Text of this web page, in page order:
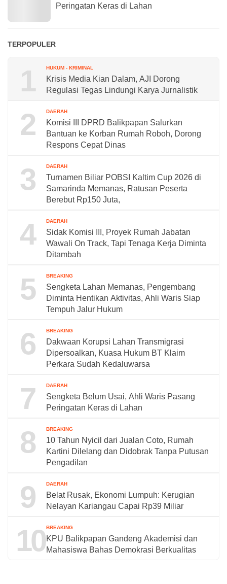
Peringatan Keras di Lahan
TERPOPULER
1 HUKUM - KRIMINAL
Krisis Media Kian Dalam, AJI Dorong
Regulasi Tegas Lindungi Karya Jurnalistik
2 DAERAH
Komisi III DPRD Balikpapan Salurkan
Bantuan ke Korban Rumah Roboh, Dorong
Respons Cepat Dinas
3 DAERAH
Turnamen Biliar POBSI Kaltim Cup 2026 di
Samarinda Memanas, Ratusan Peserta
Berebut Rp150 Juta,
4 DAERAH
Sidak Komisi III, Proyek Rumah Jabatan
Wawali On Track, Tapi Tenaga Kerja Diminta
Ditambah
5 BREAKING
Sengketa Lahan Memanas, Pengembang
Diminta Hentikan Aktivitas, Ahli Waris Siap
Tempuh Jalur Hukum
6 BREAKING
Dakwaan Korupsi Lahan Transmigrasi
Dipersoalkan, Kuasa Hukum BT Klaim
Perkara Sudah Kedaluwarsa
7 DAERAH
Sengketa Belum Usai, Ahli Waris Pasang
Peringatan Keras di Lahan
8 BREAKING
10 Tahun Nyicil dari Jualan Coto, Rumah
Kartini Dilelang dan Didobrak Tanpa Putusan
Pengadilan
9 DAERAH
Belat Rusak, Ekonomi Lumpuh: Kerugian
Nelayan Kariangau Capai Rp39 Miliar
10 BREAKING
KPU Balikpapan Gandeng Akademisi dan
Mahasiswa Bahas Demokrasi Berkualitas